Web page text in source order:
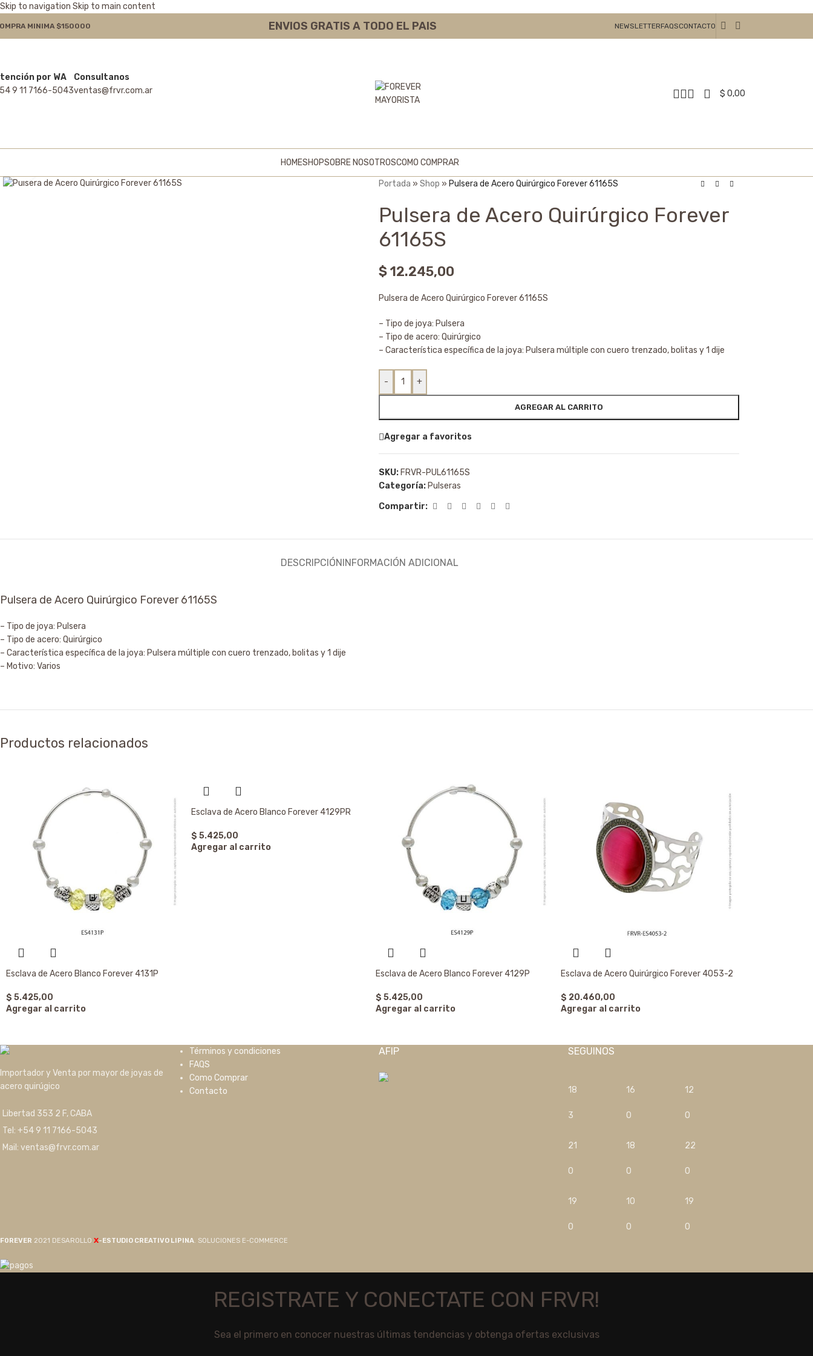
Skip to navigation Skip to main content
MINIMA $150000 ENVIOS GRATIS A TODO EL PAIS NEWSLETTERFAQSCONTACTO
por WA
9 11 7166-5043
Consultanos
ventas@frvr.com.ar
$ 0,00
HOMESHOPSOBRE NOSOTROSCOMO COMPRAR
Portada » Shop » Pulsera de Acero Quirúrgico Forever 61165S
Pulsera de Acero Quirúrgico Forever
61165S
$12.245,00
Pulsera de Acero Quirúrgico Forever 61165S
– Tipo de joya: Pulsera
– Tipo de acero: Quirúrgico
– Característica específica de la joya: Pulsera múltiple con cuero trenzado, bolitas y 1 dije
- +
AGREGAR AL CARRITO
Agregar a favoritos
SKU: FRVR-PUL61165S
Categoría: Pulseras
Compartir:
DESCRIPCIÓNINFORMACIÓN ADICIONAL
Pulsera de Acero Quirúrgico Forever 61165S
– Tipo de joya: Pulsera
– Tipo de acero: Quirúrgico
– Característica específica de la joya: Pulsera múltiple con cuero trenzado, bolitas y 1 dije
– Motivo: Varios
Productos relacionados
Esclava de Acero Blanco Forever 4131P
$ 5.425,00
Agregar al carrito
Esclava de Acero Blanco Forever 4129PR
$ 5.425,00
Agregar al carrito
Esclava de Acero Blanco Forever 4129P
$ 5.425,00
Agregar al carrito
Esclava de Acero Quirúrgico Forever 4053-2
$ 20.460,00
Agregar al carrito
Importador y Venta por mayor de joyas de
acero quirúgico
Libertad 353 2 F, CABA
Tel: +54 9 11 7166-5043
Mail: ventas@frvr.com.ar
Términos y condiciones
FAQS
Como Comprar
Contacto
AFIP SEGUINOS
18
3
16
0
12
0
21
0
18
0
22
0
19
0
10
0
19
0
F0REVER 2021 DESAROLLO X-ESTUDIO CREATIVO LIPINA . SOLUCIONES E-COMMERCE
REGISTRATE Y CONECTATE CON FRVR!
Sea el primero en conocer nuestras últimas tendencias y obtenga ofertas exclusivas